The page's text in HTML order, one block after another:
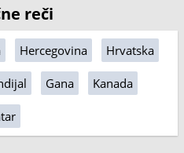
reči
Hercegovina Hrvatska
Gana Kanada